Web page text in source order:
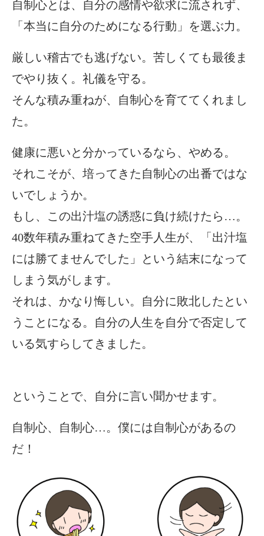
自制心とは、自分の感情や欲求に流されず、
「本当に自分のためになる行動」を選ぶ力。
厳しい稽古でも逃げない。苦しくても最後ま
でやり抜く。礼儀を守る。
そんな積み重ねが、自制心を育ててくれまし
た。
健康に悪いと分かっているなら、やめる。
それこそが、培ってきた自制心の出番ではな
いでしょうか。
もし、この出汁塩の誘惑に負け続けたら…。
40数年積み重ねてきた空手人生が、「出汁塩
には勝てませんでした」という結末になって
しまう気がします。
それは、かなり悔しい。自分に敗北したとい
うことになる。自分の人生を自分で否定して
いる気すらしてきました。
ということで、自分に言い聞かせます。
自制心、自制心…。僕には自制心があるの
だ！